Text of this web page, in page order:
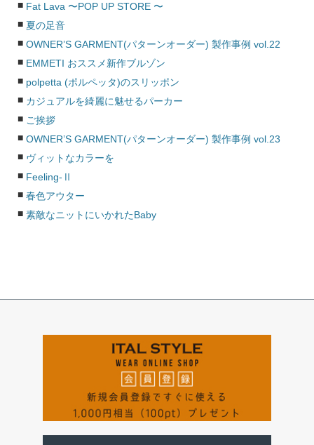
Fat Lava 〜POP UP STORE 〜
夏の足音
OWNER’S GARMENT(パターンオーダー) 製作事例 vol.22
EMMETI おススメ新作ブルゾン
polpetta (ポルペッタ)のスリッポン
カジュアルを綺麗に魅せるパーカー
ご挨拶
OWNER’S GARMENT(パターンオーダー) 製作事例 vol.23
ヴィットなカラーを
Feeling-Ⅱ
春色アウター
素敵なニットにいかれたBaby